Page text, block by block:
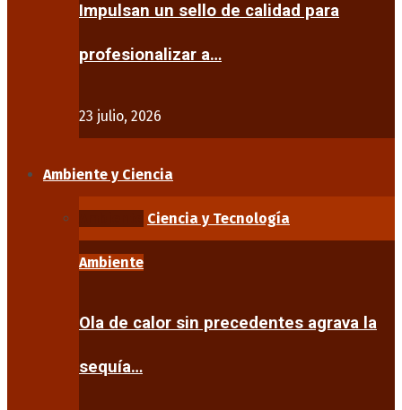
Impulsan un sello de calidad para
profesionalizar a…
23 julio, 2026
Ambiente y Ciencia
Ciencia y Tecnología
Ambiente
Ola de calor sin precedentes agrava la
sequía…